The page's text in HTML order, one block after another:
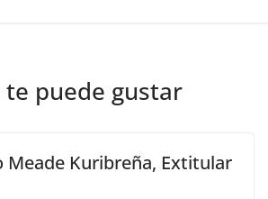
puede gustar
Meade Kuribreña, Extitular